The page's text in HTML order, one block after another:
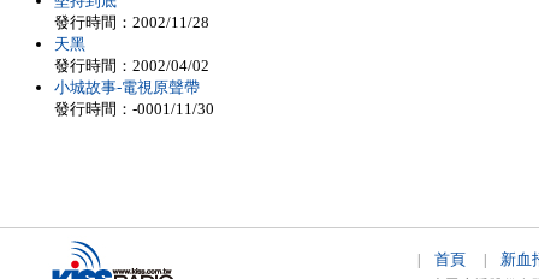
發行時間：2002/11/28
天黑
發行時間：2002/04/02
小城故事-電視原聲帶
發行時間：-0001/11/30
| 首頁| 新血